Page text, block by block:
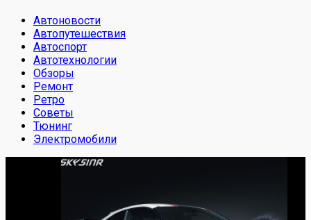
Автоновости
Автопутешествия
Автоспорт
Автотехнологии
Обзоры
Ремонт
Ретро
Советы
Тюнинг
Электромобили